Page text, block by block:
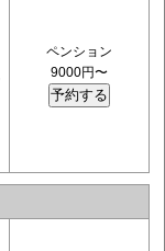
ペンション
9000円〜